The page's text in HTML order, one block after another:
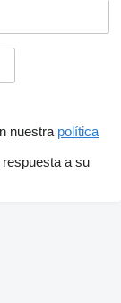
nuestra política
a su